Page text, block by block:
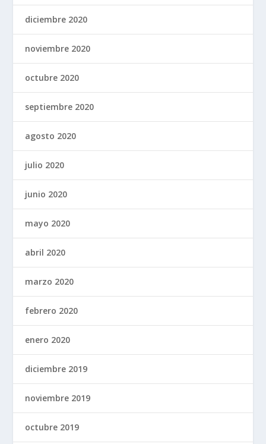
diciembre 2020
noviembre 2020
octubre 2020
septiembre 2020
agosto 2020
julio 2020
junio 2020
mayo 2020
abril 2020
marzo 2020
febrero 2020
enero 2020
diciembre 2019
noviembre 2019
octubre 2019